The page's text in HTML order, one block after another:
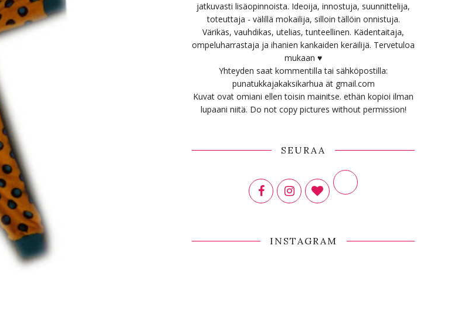
jatkuvasti lisäopinnoista. Ideoija, innostuja, suunnittelija,
toteuttaja - välillä mokailija, silloin tällöin onnistuja.
Värikäs, vauhdikas, utelias, tunteellinen. Kädentaitaja,
ompeluharrastaja ja ihanien kankaiden keräilijä. Tervetuloa
mukaan ♥
Yhteyden saat kommentilla tai sähköpostilla:
punatukkajakaksikarhua ät gmail.com
Kuvat ovat omiani ellen toisin mainitse. ethän kopioi ilman
lupaani niitä. Do not copy pictures without permission!
SEURAA
INSTAGRAM